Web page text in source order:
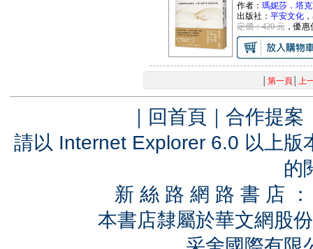
作者： 瑪妮莎．塔
出版社： 平安文化
定價：420 元，優惠
第一頁│ 上
｜ 回首頁 ｜ 合作提案
請以 Internet Explorer 6.0 以上
的
新 絲 路 網 路 書 店
本書店隸屬於華文網股